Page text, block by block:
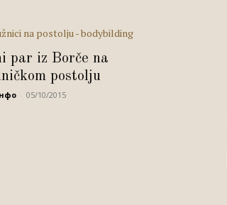
par iz Borče na
postolju
05/10/2015